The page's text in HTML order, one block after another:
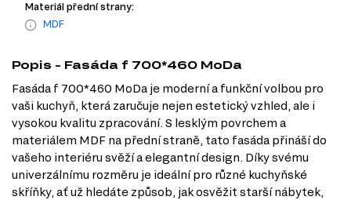
Materiál přední strany:
MDF
Popis - Fasáda f 700*460 MoDa
Fasáda f 700*460 MoDa je moderní a funkční volbou pro
vaši kuchyň, která zaručuje nejen estetický vzhled, ale i
vysokou kvalitu zpracování. S lesklým povrchem a
materiálem MDF na přední straně, tato fasáda přináší do
vašeho interiéru svěží a elegantní design. Díky svému
univerzálnímu rozměru je ideální pro různé kuchyňské
skříňky, ať už hledáte způsob, jak osvěžit starší nábytek,